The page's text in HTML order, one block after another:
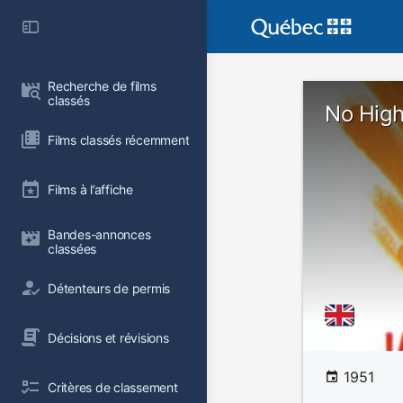
Recherche de films
classés
Films classés récemment
Films à l’affiche
Bandes-annonces
classées
Détenteurs de permis
Décisions et révisions
Critères de classement
No
1951